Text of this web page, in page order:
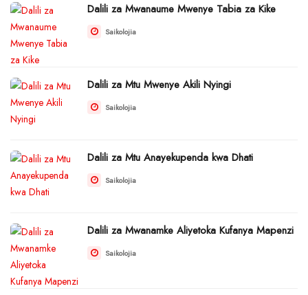
Dalili za Mwanaume Mwenye Tabia za Kike
Saikolojia
Dalili za Mtu Mwenye Akili Nyingi
Saikolojia
Dalili za Mtu Anayekupenda kwa Dhati
Saikolojia
Dalili za Mwanamke Aliyetoka Kufanya Mapenzi
Saikolojia